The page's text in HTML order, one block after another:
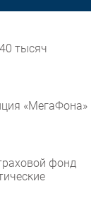
тысяч
«МегаФона»
фонд